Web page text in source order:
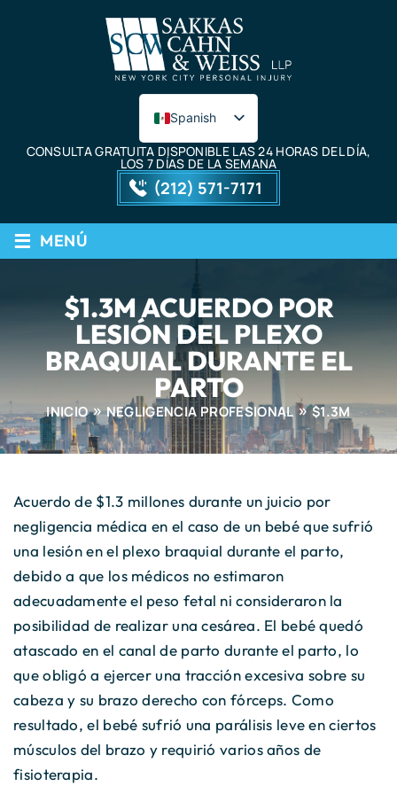
Spanish
English
CONSULTA GRATUITA DISPONIBLE LAS 24 HORAS DEL DÍA,
LOS 7 DÍAS DE LA SEMANA
(212) 571-7171
≡ MENÚ
$1.3M ACUERDO POR
LESIÓN DEL PLEXO
BRAQUIAL DURANTE EL
PARTO
INICIO NEGLIGENCIA PROFESIONAL $1.3M
Acuerdo de $1.3 millones durante un juicio por
negligencia médica en el caso de un bebé que sufrió
una lesión en el plexo braquial durante el parto,
debido a que los médicos no estimaron
adecuadamente el peso fetal ni consideraron la
posibilidad de realizar una cesárea. El bebé quedó
atascado en el canal de parto durante el parto, lo
que obligó a ejercer una tracción excesiva sobre su
cabeza y su brazo derecho con fórceps. Como
resultado, el bebé sufrió una parálisis leve en ciertos
músculos del brazo y requirió varios años de
fisioterapia.